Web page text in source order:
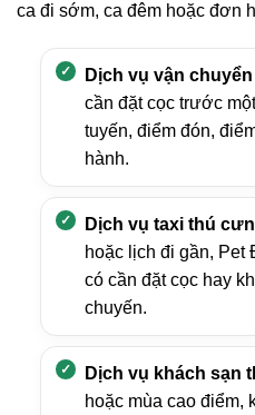
ca đi sớm, ca đêm hoặc đơn
Dịch vụ vận
cần đặt cọc trước
tuyến, điểm đón,
hành.
Dịch vụ taxi thú
hoặc lịch đi gần, Pet
có cần đặt cọc hay
chuyến.
Dịch vụ khách sạn
hoặc mùa cao điểm,